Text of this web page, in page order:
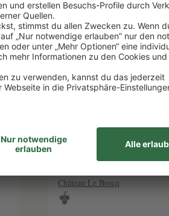
90 Parker
2017
CHÂTEAU LE
Château Le Boscq